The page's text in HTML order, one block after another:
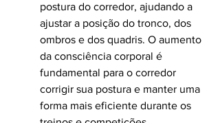
postura do corredor, ajudando a
ajustar a posição do tronco, dos
ombros e dos quadris. O aumento
da consciência corporal é
fundamental para o corredor
corrigir sua postura e manter uma
forma mais eficiente durante os